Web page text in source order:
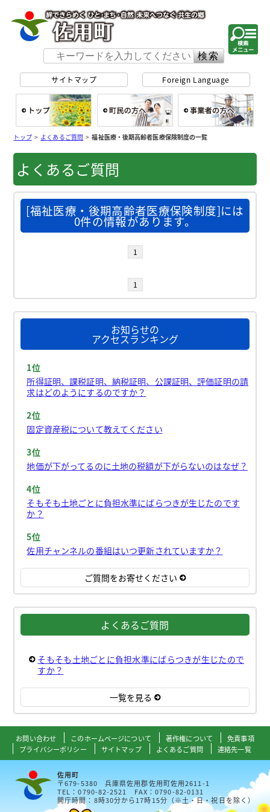
サイトマップ Foreign Language
総合トップ 町民の方へ
トップ> よくあるご質問>福祉医療・後期高齢者医療保険制度の一覧
よくあるご質問
[福祉医療・後期高齢者医療保険制度]には
0件の情報があります。
1
1
お知らせの
アクセスランキング
1位
所得証明、課税証明、納税証明、公課証明、評価証明の請
求はどのようにするのですか？
2位
固定資産税について教えてください
3位
地価が下がってるのに土地の税額が下がらないのはなぜ？
4位
そもそも土地ごとに負担水準にばらつきが生じたのです
か？
5位
佐用チャンネルの番組はいつ更新されていますか？
ご質問をお寄せください
よくあるご質問
そもそも土地ごとに負担水準にばらつきが生じたので
すか？
一覧を見る
お問い合わせ このホームページについて 著作権について
免責事項
プライバシーポリシー
サイトマップ よくあるご質問 連絡先一覧
佐用町
〒679-5380 兵庫県佐用郡佐用町佐用2611-1
TEL：0790-82-2521 FAX：0790-82-0131
開庁時間：8時30分から17時15分（※土・日・祝日を除く）